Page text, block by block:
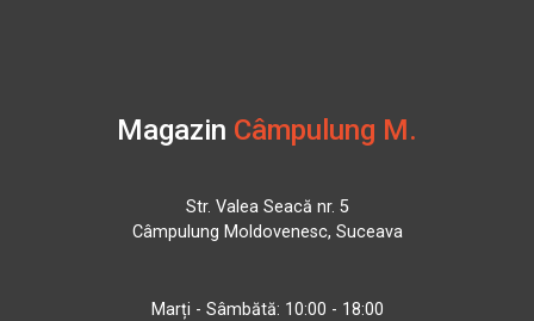
Magazin Câmpulung M.
Str. Valea Seacă nr. 5
Câmpulung Moldovenesc, Suceava
Marți - Sâmbătă: 10:00 - 18:00